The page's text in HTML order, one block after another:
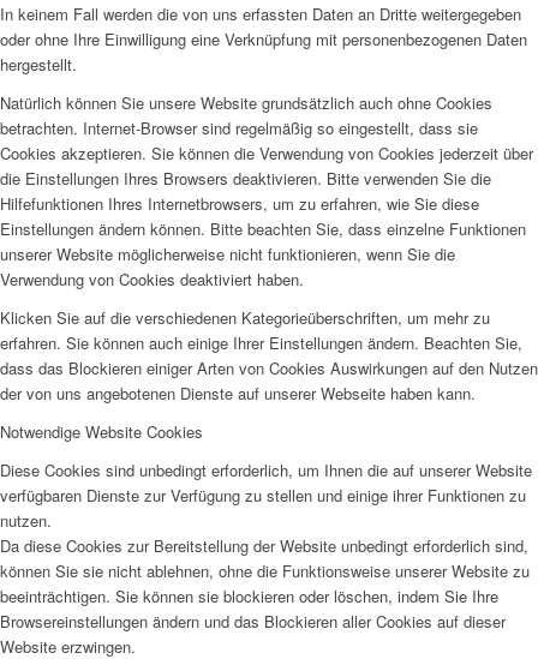
In keinem Fall werden die von uns erfassten Daten an Dritte weitergegeben
oder ohne Ihre Einwilligung eine Verknüpfung mit personenbezogenen Daten
hergestellt.
Natürlich können Sie unsere Website grundsätzlich auch ohne Cookies
betrachten. Internet-Browser sind regelmäßig so eingestellt, dass sie
Cookies akzeptieren. Sie können die Verwendung von Cookies jederzeit über
die Einstellungen Ihres Browsers deaktivieren. Bitte verwenden Sie die
Hilfefunktionen Ihres Internetbrowsers, um zu erfahren, wie Sie diese
Einstellungen ändern können. Bitte beachten Sie, dass einzelne Funktionen
unserer Website möglicherweise nicht funktionieren, wenn Sie die
Verwendung von Cookies deaktiviert haben.
Klicken Sie auf die verschiedenen Kategorieüberschriften, um mehr zu
erfahren. Sie können auch einige Ihrer Einstellungen ändern. Beachten Sie,
dass das Blockieren einiger Arten von Cookies Auswirkungen auf den Nutzen
der von uns angebotenen Dienste auf unserer Webseite haben kann.
Notwendige Website Cookies
Diese Cookies sind unbedingt erforderlich, um Ihnen die auf unserer Website
verfügbaren Dienste zur Verfügung zu stellen und einige ihrer Funktionen zu
nutzen.
Da diese Cookies zur Bereitstellung der Website unbedingt erforderlich sind,
können Sie sie nicht ablehnen, ohne die Funktionsweise unserer Website zu
beeinträchtigen. Sie können sie blockieren oder löschen, indem Sie Ihre
Browsereinstellungen ändern und das Blockieren aller Cookies auf dieser
Website erzwingen.